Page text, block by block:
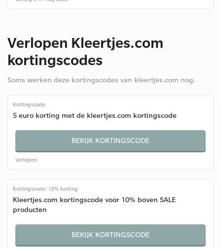
Verlopen Kleertjes.com
kortingscodes
Soms werken deze kortingscodes van kleertjes.com nog.
Kortingscode
5 euro korting met de kleertjes.com kortingscode
BEKIJK KORTINGSCODE
Verlopen
Kortingscode: 10% korting
Kleertjes.com kortingscode voor 10% boven SALE
producten
BEKIJK KORTINGSCODE